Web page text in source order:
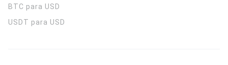
BTC para USD
USDT para USD